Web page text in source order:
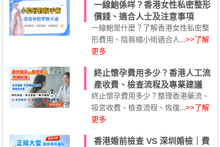
一線鮑係咩？香港女性私密整形
價錢、適合人士及注意事項
一線鮑是什麼？了解香港女性私密整
形費用、陰唇縮小術適合人...>>了解
更多
終止懷孕費用多少？香港人工流
產收費、檢查流程及專業建議
終止懷孕費用多少？整理香港藥流、
吸宮收費、檢查流程、恢復...>>了解
更多
香港婚前檢查 VS 深圳婚檢｜費